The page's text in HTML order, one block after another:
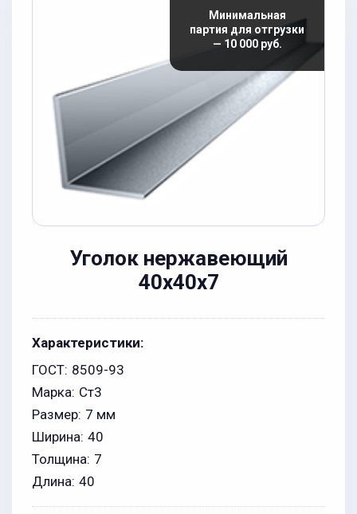
Минимальная
партия для отгрузки
— 10 000 руб.
Уголок нержавеющий
40x40х7
Характеристики:
ГОСТ: 8509-93
Марка: Ст3
Размер: 7 мм
Ширина: 40
Толщина: 7
Длина: 40